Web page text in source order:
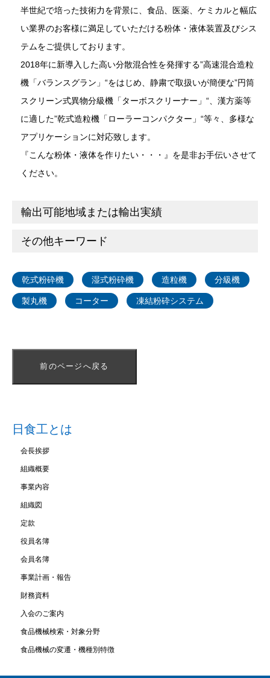
半世紀で培った技術力を背景に、食品、医薬、ケミカルと幅広
い業界のお客様に満足していただける粉体・液体装置及びシス
テムをご提供しております。
2018年に新導入した高い分散混合性を発揮する”高速混合造粒
機「バランスグラン」“をはじめ、静粛で取扱いが簡便な”円筒
スクリーン式異物分級機「ターボスクリーナー」“、漢方薬等
に適した”乾式造粒機「ローラーコンパクター」“等々、多様な
アプリケーションに対応致します。
『こんな粉体・液体を作りたい・・・』を是非お手伝いさせて
ください。
輸出可能地域または輸出実績
その他キーワード
乾式粉砕機 湿式粉砕機 造粒機 分級機
製丸機 コーター 凍結粉砕システム
前のページへ戻る
日食工とは
会長挨拶
組織概要
事業内容
組織図
定款
役員名簿
会員名簿
事業計画・報告
財務資料
入会のご案内
食品機械検索・対象分野
食品機械の変遷・機種別特徴